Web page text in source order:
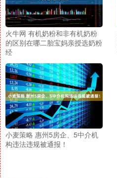
火牛网 有机奶粉和非有机奶粉
的区别在哪二胎宝妈亲授选奶粉
经
小麦策略 惠州5房企、5中介机
构违法违规被通报！